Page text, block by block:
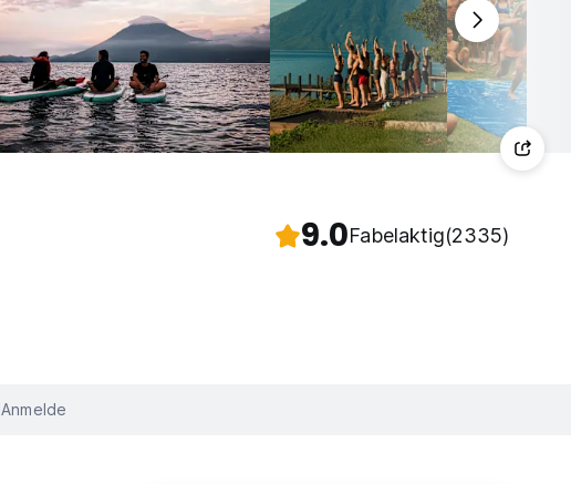
9.0Fabelaktig(2335)
Anmelde